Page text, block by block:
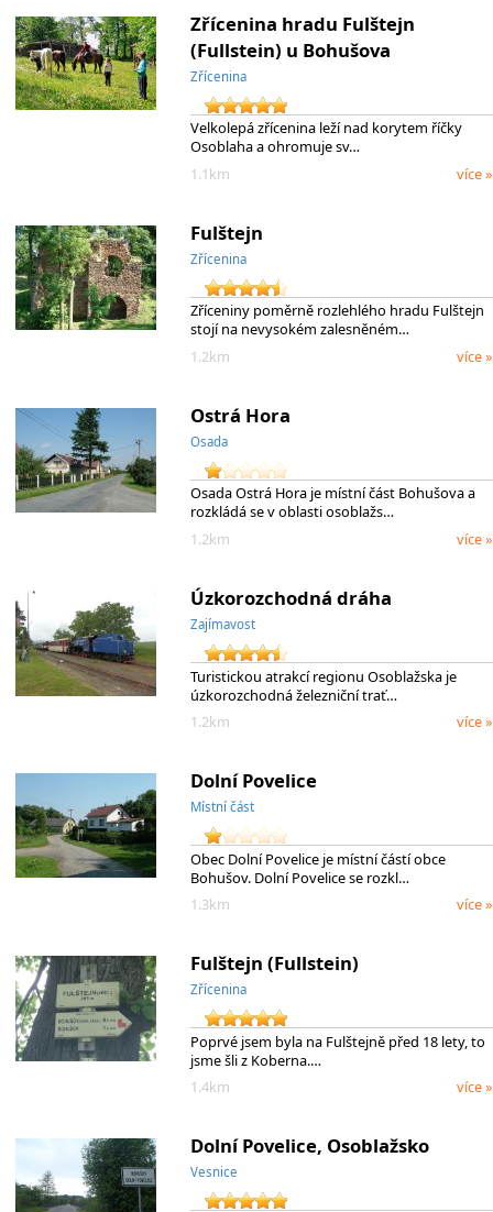
Zřícenina hradu Fulštejn
(Fullstein) u Bohušova
Zřícenina
Velkolepá zřícenina leží nad korytem říčky
Osoblaha a ohromuje sv…
1.1km
více »
Fulštejn
Zřícenina
Zříceniny poměrně rozlehlého hradu Fulštejn
stojí na nevysokém zalesněném…
1.2km
více »
Ostrá Hora
Osada
Osada Ostrá Hora je místní část Bohušova a
rozkládá se v oblasti osoblažs…
1.2km
více »
Úzkorozchodná dráha
Zajímavost
Turistickou atrakcí regionu Osoblažska je
úzkorozchodná železniční trať…
1.2km
více »
Dolní Povelice
Místní část
Obec Dolní Povelice je místní částí obce
Bohušov. Dolní Povelice se rozkl…
1.3km
více »
Fulštejn (Fullstein)
Zřícenina
Poprvé jsem byla na Fulštejně před 18 lety, to
jsme šli z Koberna.…
1.4km
více »
Dolní Povelice, Osoblažsko
Vesnice